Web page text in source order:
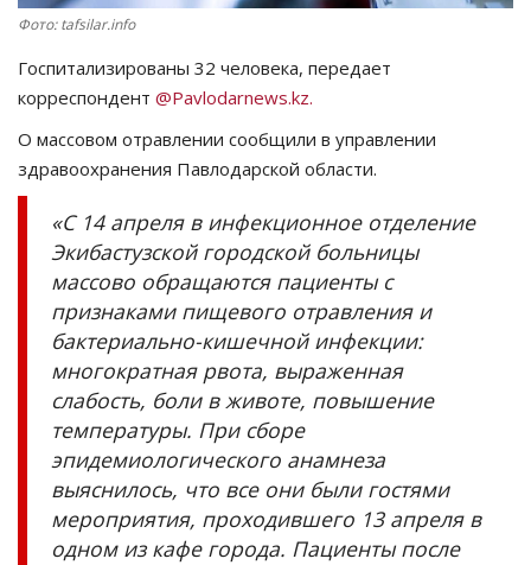
OFFICIAL
Курултай
Язык
Қазақша Русский
Фото: tafsilar.info
Госпитализированы 32 человека, передает
корреспондент @Pavlodarnews.kz.
О массовом отравлении сообщили в управлении
здравоохранения Павлодарской области.
«С 14 апреля в инфекционное отделение
Экибастузской городской больницы
массово обращаются пациенты с
признаками пищевого отравления и
бактериально-кишечной инфекции:
многократная рвота, выраженная
слабость, боли в животе, повышение
температуры. При сборе
эпидемиологического анамнеза
выяснилось, что все они были гостями
мероприятия, проходившего 13 апреля в
одном из кафе города. Пациенты после